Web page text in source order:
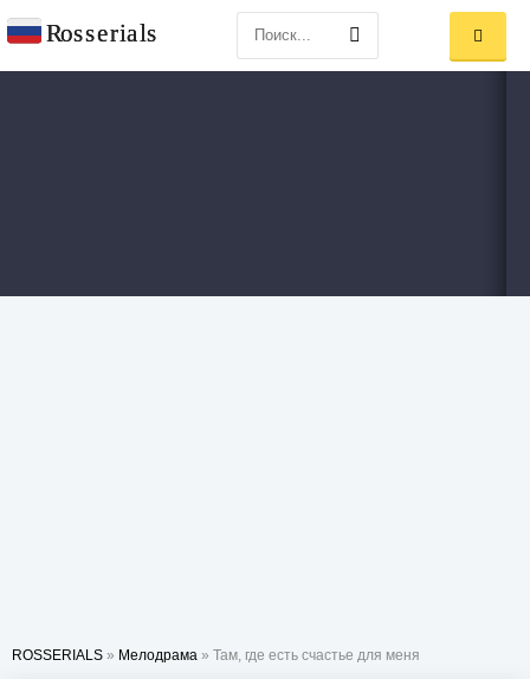
ROSSERIALS » Мелодрама » Там, где есть счастье для меня